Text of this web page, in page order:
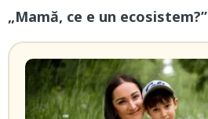
„Mamă, ce e un ecosistem?”